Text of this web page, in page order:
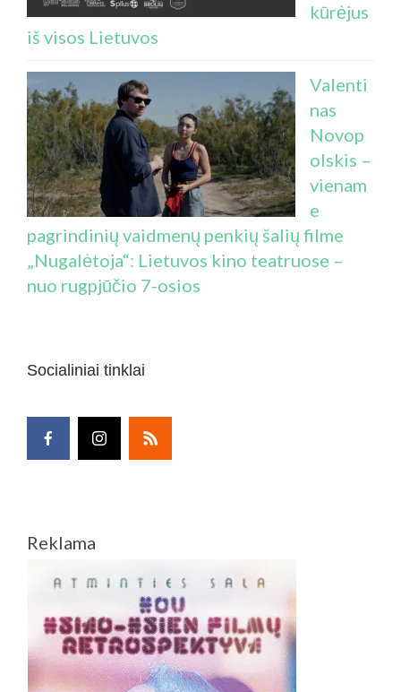
kūrėjus
iš visos Lietuvos
Valenti
nas
Novop
olskis –
vienam
e
pagrindinių vaidmenų penkių šalių filme
„Nugalėtoja“: Lietuvos kino teatruose –
nuo rugpjūčio 7-osios
Socialiniai tinklai
Reklama